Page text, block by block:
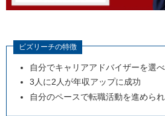
ビズリーチの特徴
自分でキャリアアドバイザーを選
3人に2人が年収アップに成功
自分のペースで転職活動を進めら